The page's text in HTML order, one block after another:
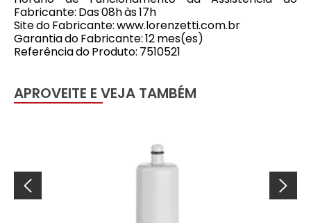
Fabricante: Das 08h às 17h
Site do Fabricante: www.lorenzetti.com.br
Garantia do Fabricante: 12 mes(es)
Referência do Produto: 7510521
APROVEITE E VEJA TAMBÉM